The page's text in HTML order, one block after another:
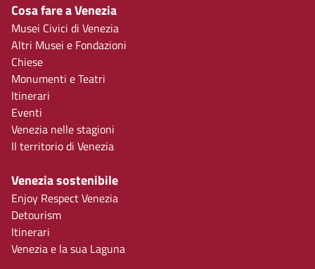
Cosa fare a Venezia
Musei Civici di Venezia
Altri Musei e Fondazioni
Chiese
Monumenti e Teatri
Itinerari
Eventi
Venezia nelle stagioni
Il territorio di Venezia
Venezia sostenibile
Enjoy Respect Venezia
Detourism
Itinerari
Venezia e la sua Laguna